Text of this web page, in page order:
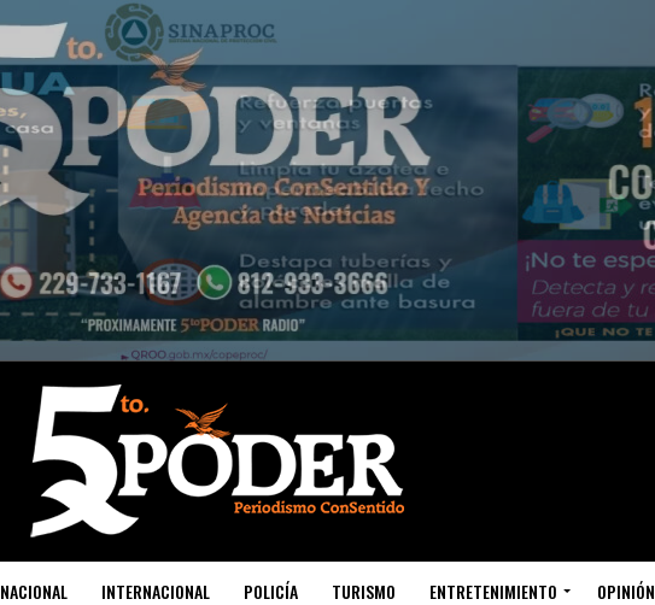
NACIONAL INTERNACIONAL POLICÍA TURISMO ENTRETENIMIENTO OPINIÓN